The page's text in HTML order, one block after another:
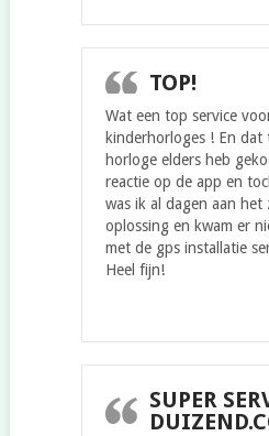
TOP!
Wat een top service
kinderhorloges ! En dat
horloge elders heb
reactie op de app en
was ik al dagen aan het
oplossing en kwam er
met de gps installatie
Heel fijn!
SUPER